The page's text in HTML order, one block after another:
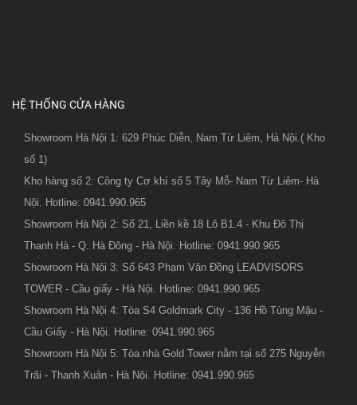
HỆ THỐNG CỬA HÀNG
Showroom Hà Nội 1: 629 Phúc Diễn, Nam Từ Liêm, Hà Nội.( Kho
số 1)
Kho hàng số 2: Công ty Cơ khí số 5 Tây Mỗ- Nam Từ Liêm- Hà
Nội. Hotline: 0941.990.965
Showroom Hà Nội 2: Số 21, Liền kề 18 Lô B1.4 - Khu Đô Thị
Thanh Hà - Q. Hà Đông - Hà Nội. Hotline: 0941.990.965
Showroom Hà Nội 3: Số 643 Phạm Văn Đồng LEADVISORS
TOWER - Cầu giấy - Hà Nội. Hotline: 0941.990.965
Showroom Hà Nội 4: Tòa S4 Goldmark City - 136 Hồ Tùng Mậu -
Cầu Giấy - Hà Nội. Hotline: 0941.990.965
Showroom Hà Nội 5: Tòa nhà Gold Tower nằm tại số 275 Nguyễn
Trãi - Thanh Xuân - Hà Nội. Hotline: 0941.990.965